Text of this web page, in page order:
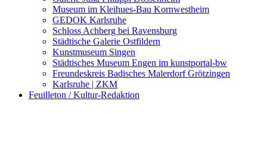
Museum im Kleihues-Bau Kornwestheim
GEDOK Karlsruhe
Schloss Achberg bei Ravensburg
Städtische Galerie Ostfildern
Kunstmuseum Singen
Städtisches Museum Engen im kunstportal-bw
Freundeskreis Badisches Malerdorf Grötzingen
Karlsruhe | ZKM
Feuilleton / Kultur-Redaktion